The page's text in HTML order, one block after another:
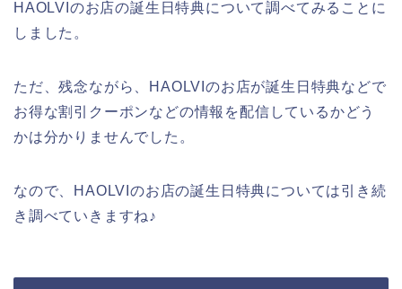
HAOLVIのお店の誕生日特典について調べてみることに
しました。
ただ、残念ながら、HAOLVIのお店が誕生日特典などで
お得な割引クーポンなどの情報を配信しているかどう
かは分かりませんでした。
なので、HAOLVIのお店の誕生日特典については引き続
き調べていきますね♪